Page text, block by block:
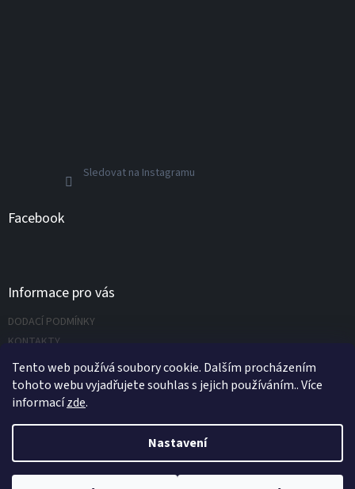
Tento web používá soubory cookie. Dalším procházením
tohoto webu vyjadřujete souhlas s jejich používáním.. Více
informacízde.
Nastavení
Sledovat na Instagramu
Facebook
Informace pro vás
DODACÍ PODMÍNKY
KONTAKTY
Napište nám
Copyright 2026UNIVERZÁLNÍ NÁŘADÍ.CZ s.r.o.. Všechna práva